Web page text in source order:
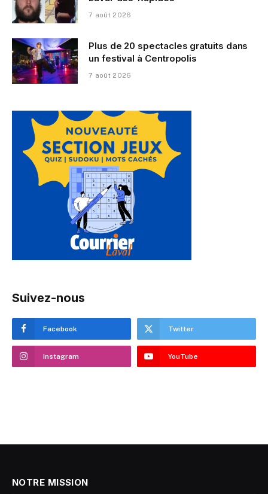
7 août 2026
Plus de 20 spectacles gratuits dans
un festival à Centropolis
7 août 2026
Suivez-nous
Facebook Twitter
Instagram YouTube
NOTRE MISSION